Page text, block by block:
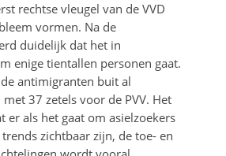
rechtse vleugel van de VVD
vormen. Na de
duidelijk dat het in
enige tientallen personen gaat.
antimigranten buit al
37 zetels voor de PVV. Het
er als het gaat om asielzoekers
zichtbaar zijn, de toe- en